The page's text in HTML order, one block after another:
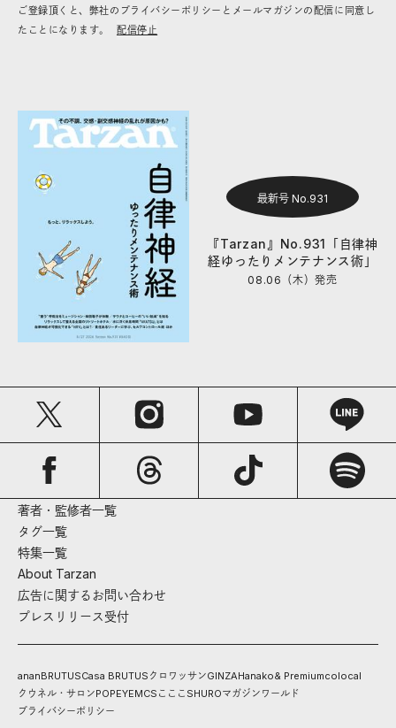
ご登録頂くと、弊社のプライバシーポリシーとメールマガジンの配信に同意し
たことになります。
配信停止
最新号 No.931
『Tarzan』No.931「自律神
経ゆったりメンテナンス術」
08.06（木）発売
著者・監修者一覧
タグ一覧
特集一覧
About Tarzan
広告に関するお問い合わせ
プレスリリース受付
ananBRUTUSCasa BRUTUS クロワッサンGINZAHanako& Premiumcolocal
クウネル・サロンPOPEYEMCS こここ SHUROマガジンワールド
プライバシーポリシー